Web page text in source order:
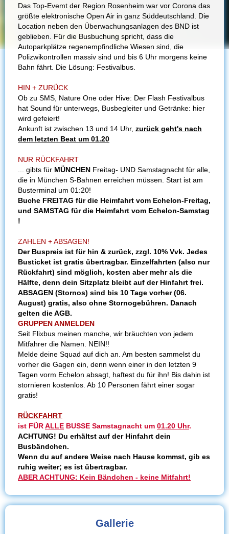
Das Top-Evemt der Region Rosenheim war vor Corona das
größte elektronische Open Air in ganz Süddeutschland. Die
Location neben den Überwachungsanlagen des BND ist
geblieben. Für die Busbuchung spricht, dass die
Autoparkplätze regenempfindliche Wiesen sind, die
Polizwikontrollen massiv sind und bis 6 Uhr morgens keine
Bahn fährt. Die Lösung: Festivalbus.
HIN + ZURÜCK
Ob zu SMS, Nature One oder Hive: Der Flash Festivalbus
hat Sound für unterwegs, Busbegleiter und Getränke: hier
wird gefeiert!
Ankunft ist zwischen 13 und 14 Uhr, zurück geht's nach
dem letzten Beat um 01.20
NUR RÜCKFAHRT
... gibts für MÜNCHEN Freitag- UND Samstagnacht für alle,
die in München S-Bahnen erreichen müssen. Start ist am
Busterminal um 01:20!
Buche FREITAG für die Heimfahrt vom Echelon-Freitag,
und SAMSTAG für die Heimfahrt vom Echelon-Samstag
!
ZAHLEN + ABSAGEN!
Der Buspreis ist für hin & zurück, zzgl. 10% Vvk. Jedes
Busticket ist gratis übertragbar. Einzelfahrten (also nur
Rückfahrt) sind möglich, kosten aber mehr als die
Hälfte, denn dein Sitzplatz bleibt auf der Hinfahrt frei.
ABSAGEN (Stornos) sind bis 10 Tage vorher (06.
August) gratis, also ohne Stornogebühren. Danach
gelten die AGB.
GRUPPEN ANMELDEN
Seit Flixbus meinen manche, wir bräuchten von jedem
Mitfahrer die Namen. NEIN!!
Melde deine Squad auf dich an. Am besten sammelst du
vorher die Gagen ein, denn wenn einer in den letzten 9
Tagen vorm Echelon absagt, haftest du für ihn! Bis dahin ist
stornieren kostenlos. Ab 10 Personen fährt einer sogar
gratis!
RÜCKFAHRT
ist FÜRALLE BUSSE Samstagnacht um 01.20 Uhr.
ACHTUNG! Du erhältst auf der Hinfahrt dein
Busbändchen.
Wenn du auf andere Weise nach Hause kommst, gib es
ruhig weiter; es ist übertragbar.
ABER ACHTUNG: Kein Bändchen - keine Mitfahrt!
Gallerie